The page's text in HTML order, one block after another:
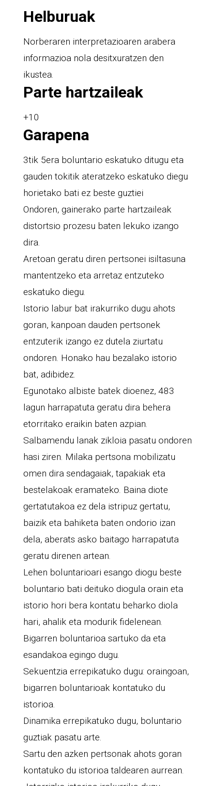
Helburuak
Norberaren interpretazioaren arabera
informazioa nola desitxuratzen den
ikustea.
Parte hartzaileak
+10
Garapena
3tik 5era boluntario eskatuko ditugu eta
gauden tokitik ateratzeko eskatuko diegu
horietako bati ez beste guztiei
Ondoren, gainerako parte hartzaileak
distortsio prozesu baten lekuko izango
dira.
Aretoan geratu diren pertsonei isiltasuna
mantentzeko eta arretaz entzuteko
eskatuko diegu.
Istorio labur bat irakurriko dugu ahots
goran, kanpoan dauden pertsonek
entzuterik izango ez dutela ziurtatu
ondoren. Honako hau bezalako istorio
bat, adibidez.
Egunotako albiste batek dioenez, 483
lagun harrapatuta geratu dira behera
etorritako eraikin baten azpian.
Salbamendu lanak zikloia pasatu ondoren
hasi ziren. Milaka pertsona mobilizatu
omen dira sendagaiak, tapakiak eta
bestelakoak eramateko. Baina diote
gertatutakoa ez dela istripuz gertatu,
baizik eta bahiketa baten ondorio izan
dela, aberats asko baitago harrapatuta
geratu direnen artean.
Lehen boluntarioari esango diogu beste
boluntario bati deituko diogula orain eta
istorio hori bera kontatu beharko diola
hari, ahalik eta modurik fidelenean.
Bigarren boluntarioa sartuko da eta
esandakoa egingo dugu.
Sekuentzia errepikatuko dugu: oraingoan,
bigarren boluntarioak kontatuko du
istorioa.
Dinamika errepikatuko dugu, boluntario
guztiak pasatu arte.
Sartu den azken pertsonak ahots goran
kontatuko du istorioa taldearen aurrean.